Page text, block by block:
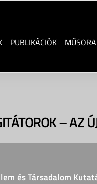
PUBLIKÁCIÓK
– AZ
és Társadalom